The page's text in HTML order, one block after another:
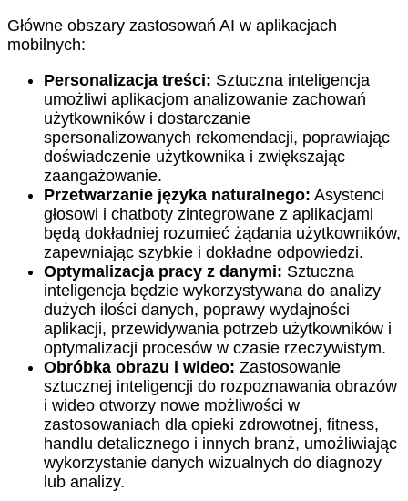
Główne obszary zastosowań AI w aplikacjach
mobilnych:
Personalizacja treści: Sztuczna inteligencja
umożliwi aplikacjom analizowanie zachowań
użytkowników i dostarczanie
spersonalizowanych rekomendacji, poprawiając
doświadczenie użytkownika i zwiększając
zaangażowanie.
Przetwarzanie języka naturalnego: Asystenci
głosowi i chatboty zintegrowane z aplikacjami
będą dokładniej rozumieć żądania użytkowników,
zapewniając szybkie i dokładne odpowiedzi.
Optymalizacja pracy z danymi: Sztuczna
inteligencja będzie wykorzystywana do analizy
dużych ilości danych, poprawy wydajności
aplikacji, przewidywania potrzeb użytkowników i
optymalizacji procesów w czasie rzeczywistym.
Obróbka obrazu i wideo: Zastosowanie
sztucznej inteligencji do rozpoznawania obrazów
i wideo otworzy nowe możliwości w
zastosowaniach dla opieki zdrowotnej, fitness,
handlu detalicznego i innych branż, umożliwiając
wykorzystanie danych wizualnych do diagnozy
lub analizy.